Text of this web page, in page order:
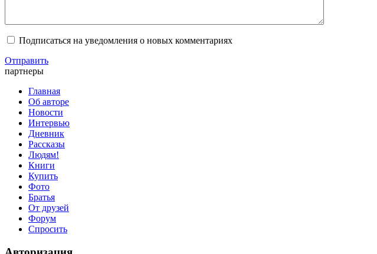
Подписаться на уведомления о новых комментариях
Отправить
партнеры
Главная
Об авторе
Новости
Интервью
Дневник
Рассказы
Людям!
Книги
Купить
Фото
Братья
От друзей
Форум
Спросить